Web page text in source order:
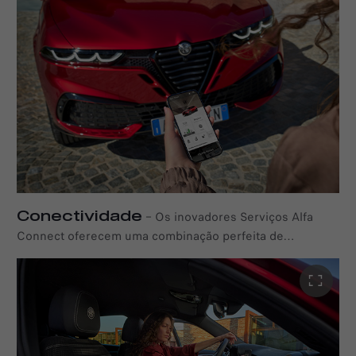
Alfa Romeo Tonale em caso de revenda. De facto, no
mercado de carros usados, a certificação NFT representa
uma fonte adicional de credibilidade para proprietários e
concessionários.
Conectividade – Os inovadores Serviços Alfa
Connect oferecem uma combinação perfeita de
tecnologia de ponta, aplicações e ferramentas online
para lhe permitir gerir e supervisionar o seu Alfa Romeo,
independentemente da sua localização. Aproveite o
poder do Android Auto™ e do Apple CarPlay para uma
experiência totalmente integrada enquanto conduz. Além
disso, com a aplicação móvel My Alfa Connect, aceda a